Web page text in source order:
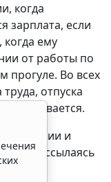
когда
зарплата, если
ему
от работы по
прогуле. Во всех
отпуска
премии и
ссылаясь